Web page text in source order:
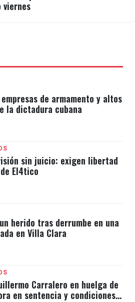
viernes
empresas de armamento y altos
la dictadura cubana
sin juicio: exigen libertad
El4tico
herido tras derrumbe en una
en Villa Clara
Carralero en huelga de
en sentencia y condiciones